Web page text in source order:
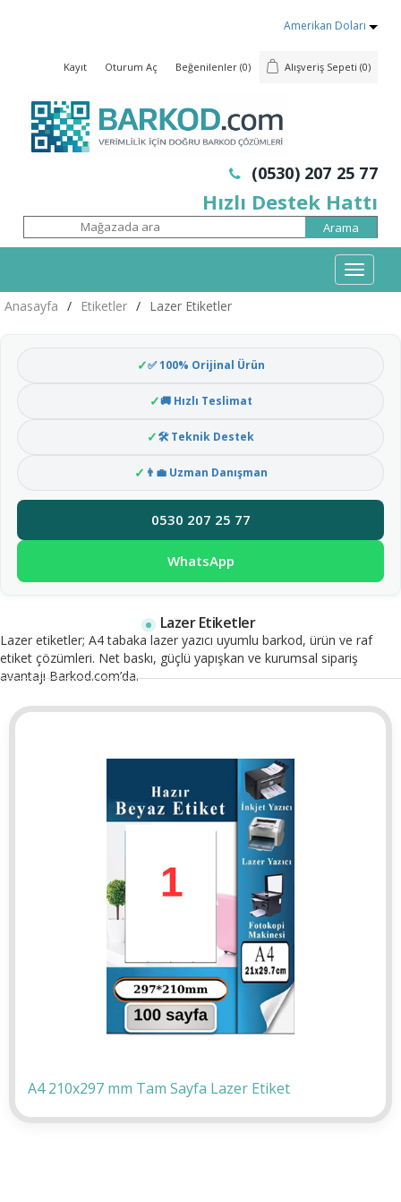
Amerikan Doları
Kayıt Oturum Aç Beğenilenler (0) Alışveriş Sepeti (0)
(0530) 207 25 77
Hızlı Destek Hattı
Mobil
Menü
Anasayfa / Etiketler / Lazer Etiketler
✅ 100% Orijinal Ürün
🚚 Hızlı Teslimat
🛠 Teknik Destek
👨‍💼 Uzman Danışman
0530 207 25 77
WhatsApp
Lazer Etiketler
Lazer etiketler; A4 tabaka lazer yazıcı uyumlu barkod, ürün ve raf
etiket çözümleri. Net baskı, güçlü yapışkan ve kurumsal sipariş
avantajı Barkod.com’da.
A4 210x297 mm Tam Sayfa Lazer Etiket